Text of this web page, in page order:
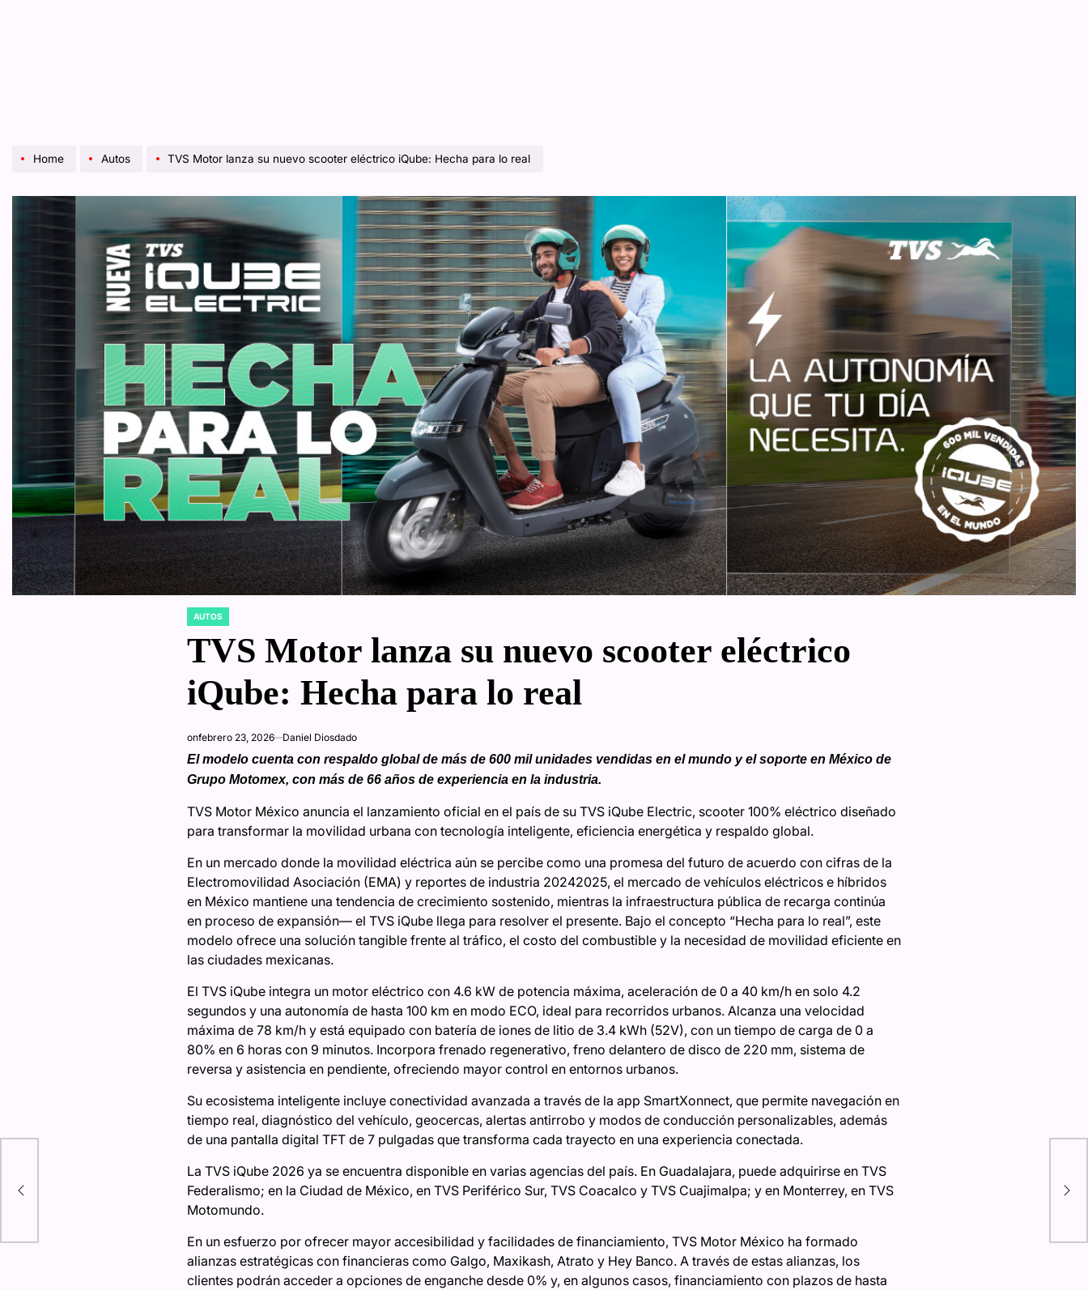
Home Autos TVS Motor lanza su nuevo scooter eléctrico iQube: Hecha para lo real
POSTED
AUTOS
TVS Motor lanza su nuevo scooter eléctrico
iQube: Hecha para lo real
onfebrero 23, 2026 Daniel Diosdado
El modelo cuenta con respaldo global de más de 600 mil unidades vendidas en el mundo y el soporte en México de
Grupo Motomex, con más de 66 años de experiencia en la industria.
TVS Motor México anuncia el lanzamiento oficial en el país de su TVS iQube Electric, scooter 100% eléctrico diseñado
para transformar la movilidad urbana con tecnología inteligente, eficiencia energética y respaldo global.
En un mercado donde la movilidad eléctrica aún se percibe como una promesa del futuro de acuerdo con cifras de la
Electromovilidad Asociación (EMA) y reportes de industria 20242025, el mercado de vehículos eléctricos e híbridos
en México mantiene una tendencia de crecimiento sostenido, mientras la infraestructura pública de recarga continúa
en proceso de expansión— el TVS iQube llega para resolver el presente. Bajo el concepto “Hecha para lo real”, este
modelo ofrece una solución tangible frente al tráfico, el costo del combustible y la necesidad de movilidad eficiente en
las ciudades mexicanas.
El TVS iQube integra un motor eléctrico con 4.6 kW de potencia máxima, aceleración de 0 a 40 km/h en solo 4.2
segundos y una autonomía de hasta 100 km en modo ECO, ideal para recorridos urbanos. Alcanza una velocidad
máxima de 78 km/h y está equipado con batería de iones de litio de 3.4 kWh (52V), con un tiempo de carga de 0 a
80% en 6 horas con 9 minutos. Incorpora frenado regenerativo, freno delantero de disco de 220 mm, sistema de
reversa y asistencia en pendiente, ofreciendo mayor control en entornos urbanos.
Su ecosistema inteligente incluye conectividad avanzada a través de la app SmartXonnect, que permite navegación en
tiempo real, diagnóstico del vehículo, geocercas, alertas antirrobo y modos de conducción personalizables, además
de una pantalla digital TFT de 7 pulgadas que transforma cada trayecto en una experiencia conectada.
La TVS iQube 2026 ya se encuentra disponible en varias agencias del país. En Guadalajara, puede adquirirse en TVS
Federalismo; en la Ciudad de México, en TVS Periférico Sur, TVS Coacalco y TVS Cuajimalpa; y en Monterrey, en TVS
Motomundo.
En un esfuerzo por ofrecer mayor accesibilidad y facilidades de financiamiento, TVS Motor México ha formado
alianzas estratégicas con financieras como Galgo, Maxikash, Atrato y Hey Banco. A través de estas alianzas, los
clientes podrán acceder a opciones de enganche desde 0% y, en algunos casos, financiamiento con plazos de hasta
las